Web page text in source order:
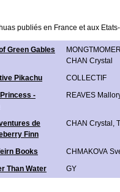
publiés en France et aux
Green Gables
CHAN Crystal
Pikachu
COLLECTIF
-
REAVES
de
Finn
CHAN Crystal
Books
CHMAKOVA
Than Water GY